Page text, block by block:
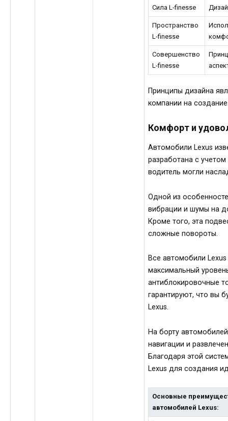
Сила L-finesse
Пространство
L-finesse
Совершенство
L-finesse
Принципы дизайна
компании на
Комфорт и
Автомобили Lexus
разработана с
водитель могли
Одной из
вибрации и шумы на
Кроме того, эта
сложные повороты.
Все автомобили
максимальный
антиблокировочные
гарантируют, что вы
Lexus.
На борту
навигации и
Благодаря этой
Lexus для создания
Основные
автомобилей Lexus: